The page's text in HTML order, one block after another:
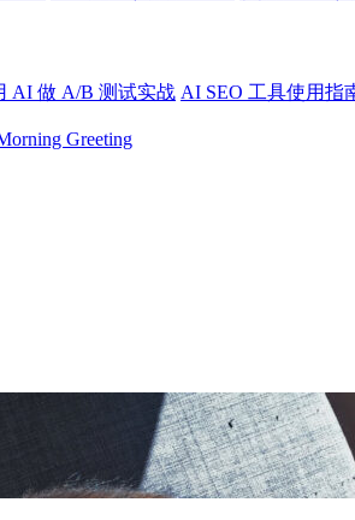
AI 做 A/B 测试实战 AI SEO 工具使用指
Greeting